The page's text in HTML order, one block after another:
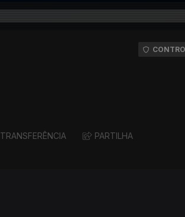
TRANSFERÊNCIA PARTILHA